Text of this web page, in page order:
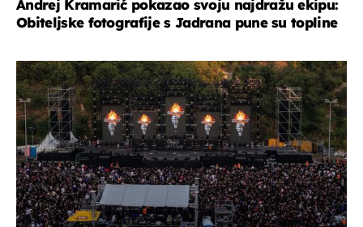
Andrej Kramarić pokazao svoju najdražu ekipu:
Obiteljske fotografije s Jadrana pune su topline